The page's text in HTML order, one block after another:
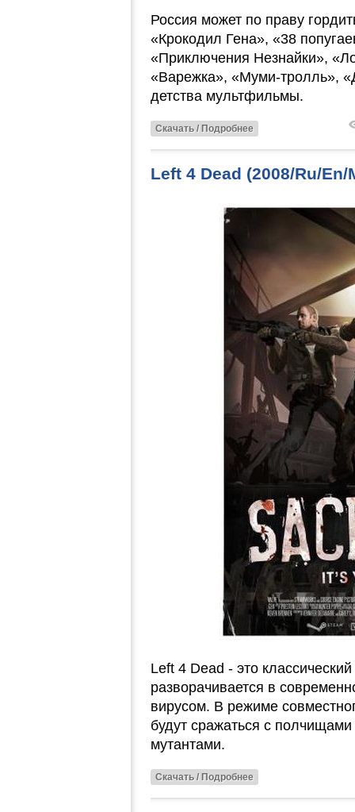
Россия может по праву
«Крокодил Гена», «38
«Приключения Незнайки»,
«Варежка», «Муми-тролль»,
детства мультфильмы.
Скачать / Подробнее
Left 4 Dead (2008/Ru/
Left 4 Dead - это
разворачивается в
вирусом. В режиме
будут сражаться с
мутантами.
Скачать / Подробнее